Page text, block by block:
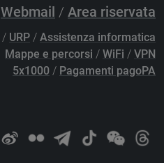
Webmail / Area riservata
/ URP / Assistenza informatica
Mappe e percorsi / WiFi / VPN
5x1000 / Pagamenti pagoPA